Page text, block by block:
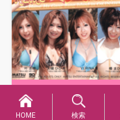
き、Yurina、椿まひるチャン等が
登場します。白砂のビーチを舞台
にオ…
HOME 検索